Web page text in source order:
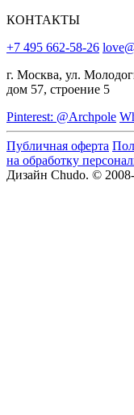
КОНТАКТЫ
+7 495 662-58-26
г. Москва, ул.
дом 57, строение 5
Pinterest: @Archpole
Публичная оферта
на обработку
Дизайн Chudo. ©